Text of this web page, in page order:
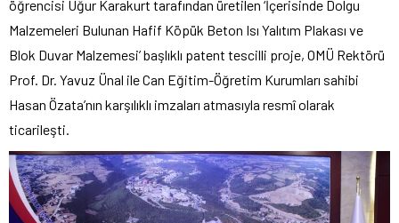
öğrencisi Uğur Karakurt tarafından üretilen ‘İçerisinde Dolgu
Malzemeleri Bulunan Hafif Köpük Beton Isı Yalıtım Plakası ve
Blok Duvar Malzemesi’ başlıklı patent tescilli proje, OMÜ Rektörü
Prof. Dr. Yavuz Ünal ile Can Eğitim-Öğretim Kurumları sahibi
Hasan Özata’nın karşılıklı imzaları atmasıyla resmî olarak
ticarileşti.